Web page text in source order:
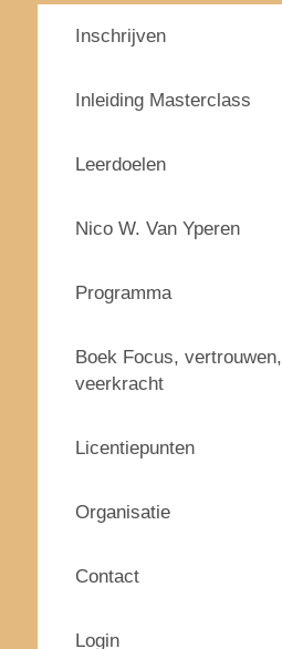
Inschrijven
Inleiding Masterclass
Leerdoelen
Nico W. Van Yperen
Programma
Boek Focus, vertrouwen,
veerkracht
Licentiepunten
Organisatie
Contact
Login